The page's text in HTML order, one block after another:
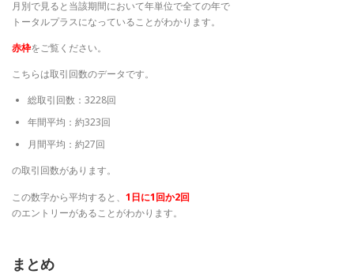
月別で見ると当該期間において年単位で全ての年で
トータルプラスになっていることがわかります。
赤枠をご覧ください。
こちらは取引回数のデータです。
総取引回数：3228回
年間平均：約323回
月間平均：約27回
の取引回数があります。
この数字から平均すると、 1日に1回か2回
のエントリーがあることがわかります。
まとめ